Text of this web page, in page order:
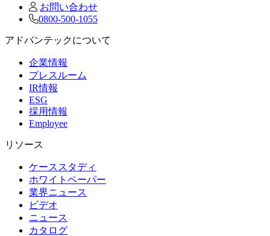
お問い合わせ
0800-500-1055
アドバンテックについて
企業情報
プレスルーム
IR情報
ESG
採用情報
Employee
リソース
ケーススタディ
ホワイトペーパー
業界ニュース
ビデオ
ニュース
カタログ